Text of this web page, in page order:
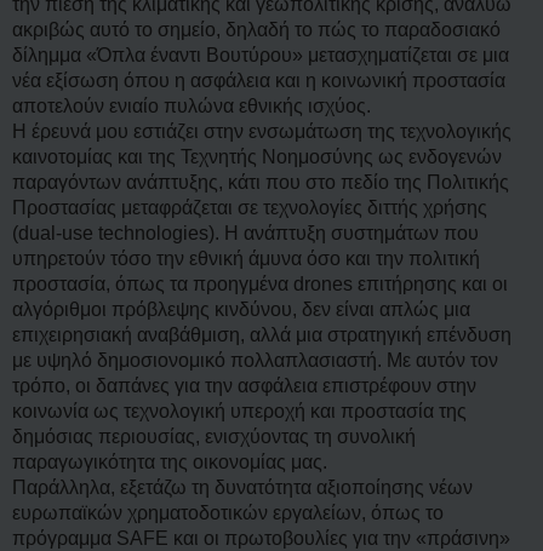
μ
ο
σ
ί
ε
υ
η
ακριβώς αυτό το σημείο, δηλαδή το πώς το παραδοσιακό
δίλημμα «Όπλα έναντι Βουτύρου» μετασχηματίζεται σε μια
νέα εξίσωση όπου η ασφάλεια και η κοινωνική προστασία
αποτελούν ενιαίο πυλώνα εθνικής ισχύος.
Η έρευνά μου εστιάζει στην ενσωμάτωση της τεχνολογικής
καινοτομίας και της Τεχνητής Νοημοσύνης ως ενδογενών
παραγόντων ανάπτυξης, κάτι που στο πεδίο της Πολιτικής
Προστασίας μεταφράζεται σε τεχνολογίες διττής χρήσης
(dual-use technologies). Η ανάπτυξη συστημάτων που
υπηρετούν τόσο την εθνική άμυνα όσο και την πολιτική
προστασία, όπως τα προηγμένα drones επιτήρησης και οι
αλγόριθμοι πρόβλεψης κινδύνου, δεν είναι απλώς μια
επιχειρησιακή αναβάθμιση, αλλά μια στρατηγική επένδυση
με υψηλό δημοσιονομικό πολλαπλασιαστή. Με αυτόν τον
τρόπο, οι δαπάνες για την ασφάλεια επιστρέφουν στην
κοινωνία ως τεχνολογική υπεροχή και προστασία της
δημόσιας περιουσίας, ενισχύοντας τη συνολική
παραγωγικότητα της οικονομίας μας.
Παράλληλα, εξετάζω τη δυνατότητα αξιοποίησης νέων
ευρωπαϊκών χρηματοδοτικών εργαλείων, όπως το
πρόγραμμα SAFE και οι πρωτοβουλίες για την «πράσινη»